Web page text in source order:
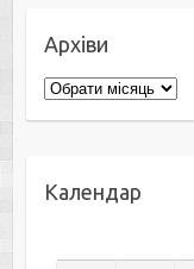
Архіви
Архіви
Календар